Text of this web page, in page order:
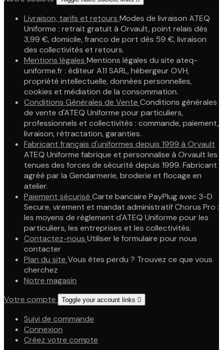
Livraison, tarifs et retours Modes de livraison ATEQ
Uniforme : retrait gratuit à Orvault, point relais dès
3,99 €, domicile, franco de port dès 59 €, livraison
des collectivités et retours.
Mentions légales Mentions légales du site ateq-
uniforme.fr : éditeur A11 SARL, hébergeur OVH,
propriété intellectuelle, données personnelles,
cookies et médiation de la consommation.
Conditions Générales de Vente Conditions générales
de vente d'ATEQ Uniforme pour particuliers,
professionnels et collectivités : commande, paiement,
livraison, rétractation, garanties.
Fabricant français d'uniformes depuis 1999 à Orvault
ATEQ Uniforme fabrique et personnalise à Orvault les
tenues des forces de sécurité depuis 1999. Fabricant
agréé par la Gendarmerie, broderie et flocage en
atelier.
Paiement sécurisé Carte bancaire PayPlug avec 3-D
Secure, virement et mandat administratif Chorus Pro :
les moyens de règlement d'ATEQ Uniforme pour les
particuliers, les entreprises et les collectivités.
Contactez-nous Utiliser le formulaire pour nous
contacter
Plan du site Vous êtes perdu ? Trouvez ce que vous
cherchez
Notre magasin
Votre compte
Toggle your account links 
Suivi de commande
Connexion
Créez votre compte